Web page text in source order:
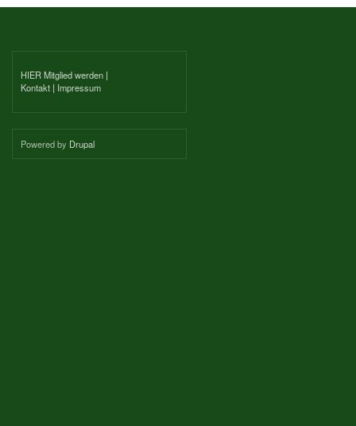
HIER Mitglied werden |
Kontakt | Impressum
Powered by Drupal